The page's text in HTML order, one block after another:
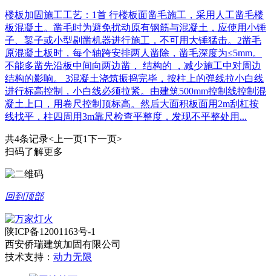
楼板加固施工工艺：1首 行楼板面凿毛施工，采用人工凿毛楼
板混凝土。凿毛时为避免扰动原有钢筋与混凝土，应使用小锤
子、錾子或小型剔凿机器进行施工，不可用大锤猛击。2凿毛
原混凝土板时，每个轴跨安排两人凿除，凿毛深度为≤5mm。
不能多凿先沿板中间向两边凿， 结构的 ，减少施工中对周边
结构的影响。 3混凝土浇筑振捣完毕，按柱上的弹线拉小白线
进行标高控制，小白线必须拉紧。由建筑500mm控制线控制混
凝土上口，用卷尺控制顶标高。然后大面积板面用2m刮杠按
线找平，柱四周用3m靠尺检查平整度，发现不平整处用...
共4条记录<上一页1下一页>
扫码了解更多
回到顶部
陕ICP备12001163号-1
西安侨瑞建筑加固有限公司
技术支持： 动力无限